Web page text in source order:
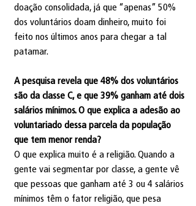
doação consolidada, já que “apenas” 50%
dos voluntários doam dinheiro, muito foi
feito nos últimos anos para chegar a tal
patamar.
A pesquisa revela que 48% dos voluntários
são da classe C, e que 39% ganham até dois
salários mínimos. O que explica a adesão ao
voluntariado dessa parcela da população
que tem menor renda?
O que explica muito é a religião. Quando a
gente vai segmentar por classe, a gente vê
que pessoas que ganham até 3 ou 4 salários
mínimos têm o fator religião, que pesa